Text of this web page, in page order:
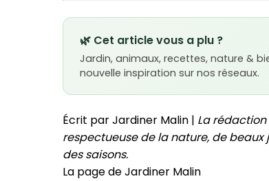
🌿 Cet article vous a plu ?
Jardin, animaux, recettes, nature &
nouvelle inspiration sur nos réseaux.
Écrit par Jardiner Malin | La
respectueuse de la nature, de
des saisons.
La page de Jardiner Malin